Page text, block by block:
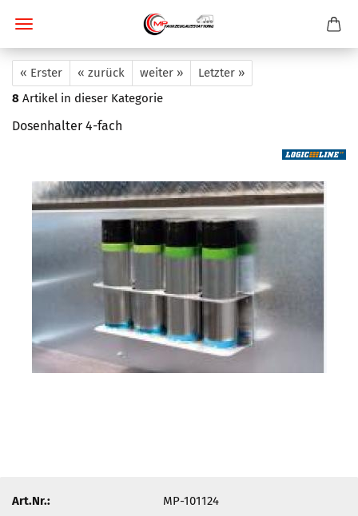
« Erster « zurück weiter »
Letzter »
8 Artikel in dieser Kategorie
Dosenhalter 4-fach
Art.Nr.:
MP-101124